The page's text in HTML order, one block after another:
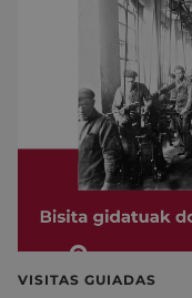
VISITAS GUIADAS